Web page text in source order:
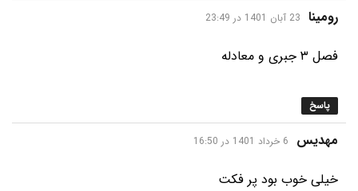
رومینا گفت:
23 آبان 1401 در 23:49
فصل ۳ جبری و معادله
پاسخ
مهدیس گفت:
6 خرداد 1401 در 16:50
خیلی خوب بود پر فکت